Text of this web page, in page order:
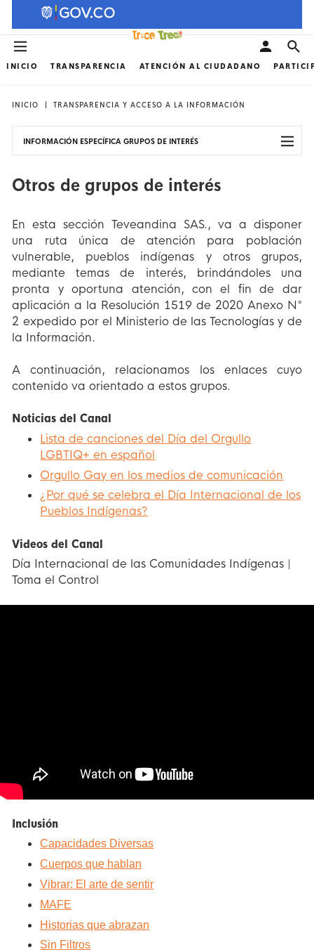
INICIO TRANSPARENCIA ATENCIÓN AL CIUDADANO
INICIO TRANSPARENCIA Y ACCESO A LA INFORMACIÓN
INFORMACIÓN ESPECÍFICA GRUPOS DE INTERÉS
Otros de grupos de interés
En esta sección Teveandina SAS., va a disponer
una ruta única de atención para población
vulnerable, pueblos indígenas y otros grupos,
mediante temas de interés, brindándoles una
pronta y oportuna atención, con el fin de dar
aplicación a la Resolución 1519 de 2020 Anexo N°
2 expedido por el Ministerio de las Tecnologías y de
la Información.
A continuación, relacionamos los enlaces cuyo
contenido va orientado a estos grupos.
Noticias del Canal
Lista de canciones del Día del Orgullo
LGBTIQ+ en español
Orgullo Gay en los medios de comunicación
¿Por qué se celebra el Día Internacional de los
Pueblos Indígenas?
Videos del Canal
Día Internacional de las Comunidades Indígenas |
Toma el Control
Inclusión
Capacidades Diversas
Cuerpos que hablan
Vibrar: El arte de sentir
MAFE
Historias que abrazan
Sin Filtros